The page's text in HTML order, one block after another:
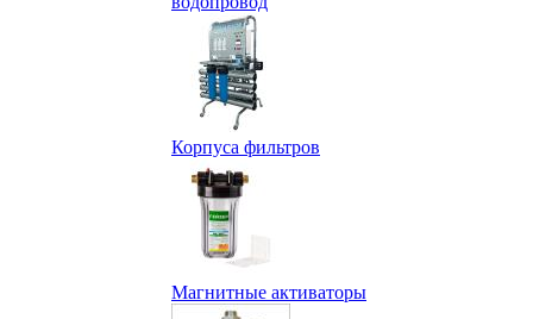
Корпуса фильтров
Магнитные активаторы